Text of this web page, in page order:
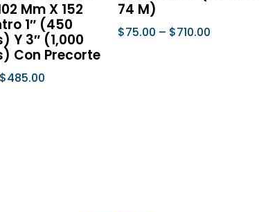
Mm X 152
1″ (450
Y 3″ (1,000
Con Precorte
$485.00
página
de
producto
74 M)
$75.00 – $710.00